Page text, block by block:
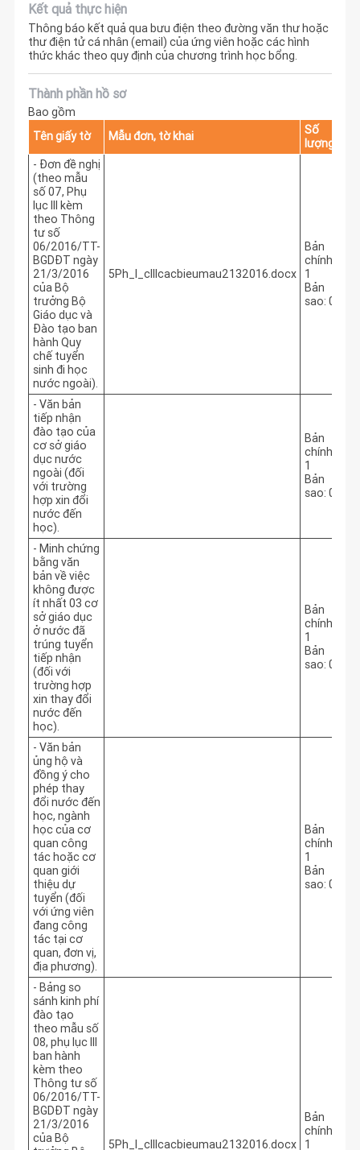
Kết quả thực hiện
Thông báo kết quả qua bưu điện theo đường văn thư hoặc
thư điện tử cá nhân (email) của ứng viên hoặc các hình
thức khác theo quy định của chương trình học bổng.
Thành phần hồ sơ
Bao gồm
Tên giấy tờ
Mẫu đơn, tờ khai
Số
lượng
- Đơn đề nghị
(theo mẫu
số 07, Phụ
lục III kèm
theo Thông
tư số
06/2016/TT-
BGDĐT ngày
21/3/2016
của Bộ
trưởng Bộ
Giáo dục và
Đào tạo ban
hành Quy
chế tuyển
sinh đi học
nước ngoài).
5Ph_l_cIIIcacbieumau2132016.docx
Bản
chính:
1
Bản
sao: 0
- Văn bản
tiếp nhận
đào tạo của
cơ sở giáo
dục nước
ngoài (đối
với trường
hợp xin đổi
nước đến
học).
Bản
chính:
1
Bản
sao: 0
- Minh chứng
bằng văn
bản về việc
không được
ít nhất 03 cơ
sở giáo dục
ở nước đã
trúng tuyển
tiếp nhận
(đối với
trường hợp
xin thay đổi
nước đến
học).
Bản
chính:
1
Bản
sao: 0
- Văn bản
ủng hộ và
đồng ý cho
phép thay
đổi nước đến
học, ngành
học của cơ
quan công
tác hoặc cơ
quan giới
thiệu dự
tuyển (đối
với ứng viên
đang công
tác tại cơ
quan, đơn vị,
địa phương).
Bản
chính:
1
Bản
sao: 0
- Bảng so
sánh kinh phí
đào tạo
theo mẫu số
08, phụ lục III
ban hành
kèm theo
Thông tư số
06/2016/TT-
BGDĐT ngày
21/3/2016
của Bộ
5Ph_l_cIIIcacbieumau2132016.docx
Bản
chính:
1